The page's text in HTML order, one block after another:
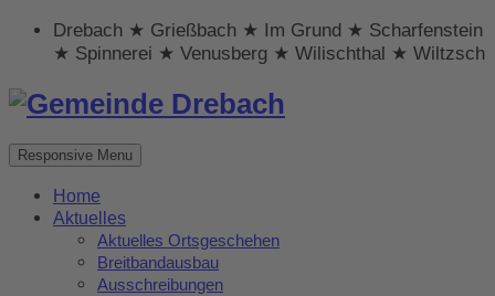
Drebach ★ Grießbach ★ Im Grund ★ Scharfenstein
★ Spinnerei ★ Venusberg ★ Wilischthal ★ Wiltzsch
Responsive Menu
Home
Aktuelles
Aktuelles Ortsgeschehen
Breitbandausbau
Ausschreibungen